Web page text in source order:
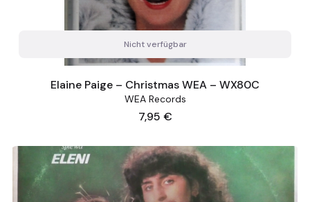
Nicht verfügbar
Elaine Paige ‎– Christmas WEA ‎– WX80C
WEA Records
Preis
7,95 €